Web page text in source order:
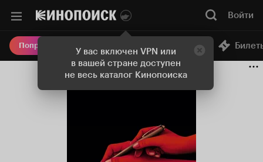
У вас включен VPN или
в вашей стране доступен
не весь каталог Кинопоиска
Войти
Попробовать Плюс Онлайн-кинотеатр